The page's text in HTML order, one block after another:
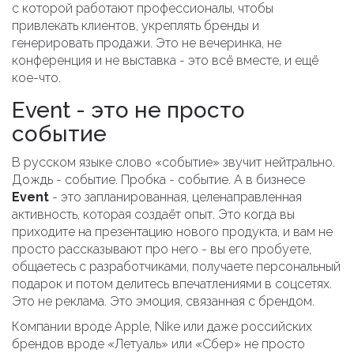
с которой работают профессионалы, чтобы
привлекать клиентов, укреплять бренды и
генерировать продажи. Это не вечеринка, не
конференция и не выставка - это всё вместе, и ещё
кое-что.
Event - это не просто
событие
В русском языке слово «событие» звучит нейтрально.
Дождь - событие. Пробка - событие. А в бизнесе
Event - это запланированная, целенаправленная
активность, которая создаёт опыт. Это когда вы
приходите на презентацию нового продукта, и вам не
просто рассказывают про него - вы его пробуете,
общаетесь с разработчиками, получаете персональный
подарок и потом делитесь впечатлениями в соцсетях.
Это не реклама. Это эмоция, связанная с брендом.
Компании вроде Apple, Nike или даже российских
брендов вроде «Летуаль» или «Сбер» не просто